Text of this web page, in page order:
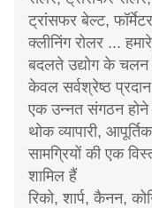
ट्रांसफर बेल्ट,
क्लीनिंग रोलर ...
बदलते उद्योग के
केवल सर्वश्रेष्ठ
एक उन्नत संगठन होने
थोक व्यापारी,
सामग्रियों की एक
शामिल हैं
रिको, शार्प, कैनन,